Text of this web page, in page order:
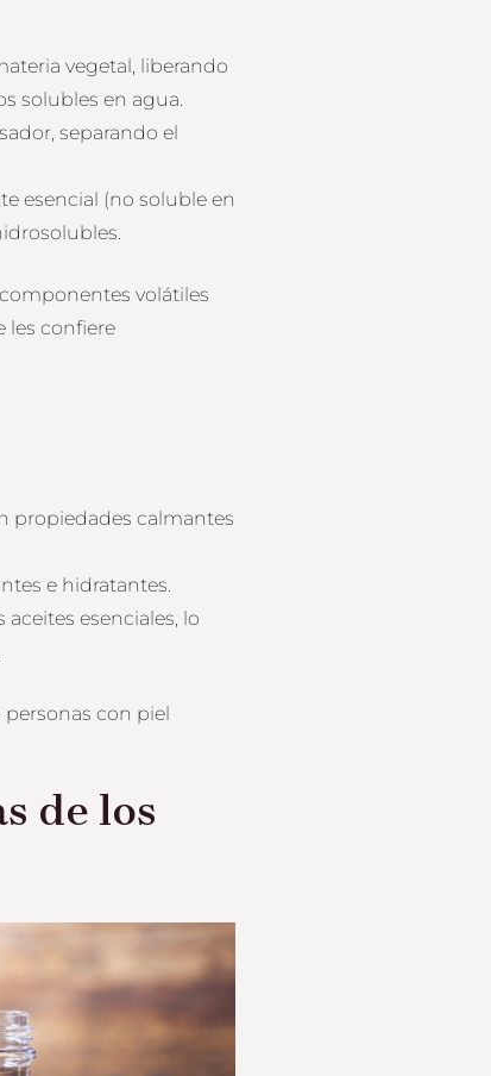
vegetal, liberando
solubles en agua.
separando el
esencial (no soluble en
volátiles
les confiere
propiedades calmantes
e hidratantes.
aceites esenciales, lo
con piel
de los